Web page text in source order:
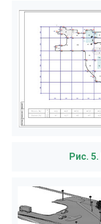
Рис.